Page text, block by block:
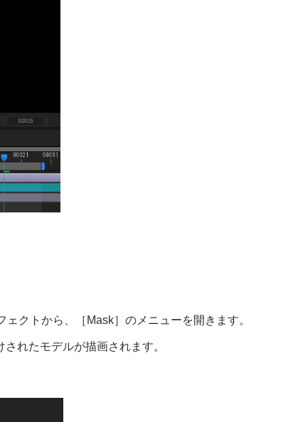
クトから、［Mask］のメニューを開きます。
れたモデルが描画されます。